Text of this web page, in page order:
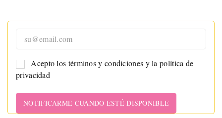
Acepto los términos y condiciones y la política de
privacidad
NOTIFICARME CUANDO ESTÉ DISPONIBLE